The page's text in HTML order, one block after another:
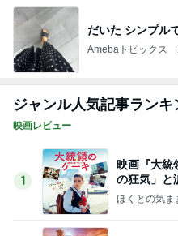
だいた シンプル
Amebaトピックス
ジャンル人気記事ランキ
映画レビュー
1
映画『大統
の狂気」と
ほくとの気ま